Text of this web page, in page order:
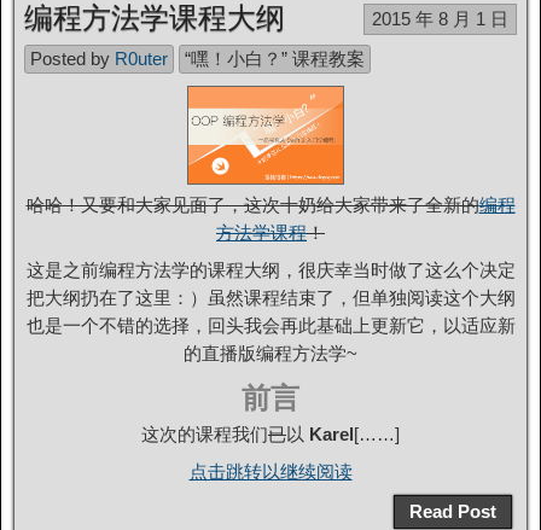
编程方法学课程大纲
2015 年 8 月 1 日
Posted by R0uter “嘿！小白？” 课程教案
哈哈！又要和大家见面了，这次十奶给大家带来了全新的编程
方法学课程！
这是之前编程方法学的课程大纲，很庆幸当时做了这么个决定
把大纲扔在了这里：）虽然课程结束了，但单独阅读这个大纲
也是一个不错的选择，回头我会再此基础上更新它，以适应新
的直播版编程方法学~
前言
这次的课程我们已以 Karel[……]
点击跳转以继续阅读
Read Post